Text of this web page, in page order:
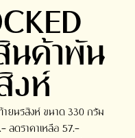
นค้าพัน
งห์
ยนรสิงห์ ขนาด 330 กรัม
ลดราคาเหลือ 57.-